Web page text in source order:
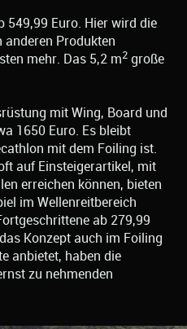
549,99 Euro. Hier wird die
anderen Produkten
mehr. Das 5,2 m2 große
mit Wing, Board und
1650 Euro. Es bleibt
mit dem Foiling ist.
auf Einsteigerartikel, mit
erreichen können, bieten
im Wellenreitbereich
ab 279,99
Konzept auch im Foiling
anbietet, haben die
zu nehmenden